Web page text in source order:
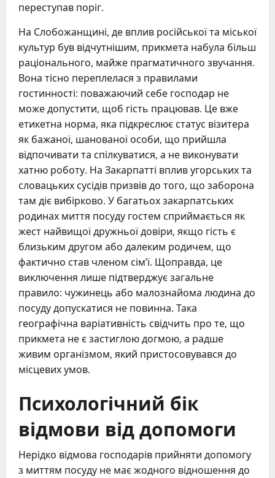
переступав поріг.
На Слобожанщині, де вплив російської та міської
культур був відчутнішим, прикмета набула більш
раціонального, майже прагматичного звучання.
Вона тісно переплелася з правилами
гостинності: поважаючий себе господар не
може допустити, щоб гість працював. Це вже
етикетна норма, яка підкреслює статус візитера
як бажаної, шанованої особи, що прийшла
відпочивати та спілкуватися, а не виконувати
хатню роботу. На Закарпатті вплив угорських та
словацьких сусідів призвів до того, що заборона
там діє вибірково. У багатьох закарпатських
родинах миття посуду гостем сприймається як
жест найвищої дружньої довіри, якщо гість є
близьким другом або далеким родичем, що
фактично став членом сім’ї. Щоправда, це
виключення лише підтверджує загальне
правило: чужинець або малознайома людина до
посуду допускатися не повинна. Така
географічна варіативність свідчить про те, що
прикмета не є застиглою догмою, а радше
живим організмом, який пристосовувався до
місцевих умов.
Психологічний бік
відмови від допомоги
Нерідко відмова господарів прийняти допомогу
з миттям посуду не має жодного відношення до